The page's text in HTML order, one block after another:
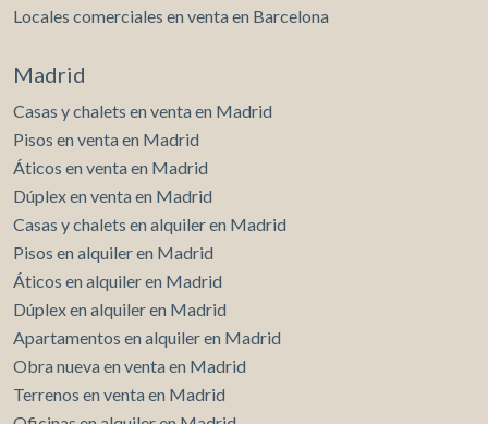
Locales comerciales en venta en Barcelona
Madrid
Casas y chalets en venta en Madrid
Pisos en venta en Madrid
Áticos en venta en Madrid
Dúplex en venta en Madrid
Casas y chalets en alquiler en Madrid
Pisos en alquiler en Madrid
Áticos en alquiler en Madrid
Dúplex en alquiler en Madrid
Apartamentos en alquiler en Madrid
Obra nueva en venta en Madrid
Terrenos en venta en Madrid